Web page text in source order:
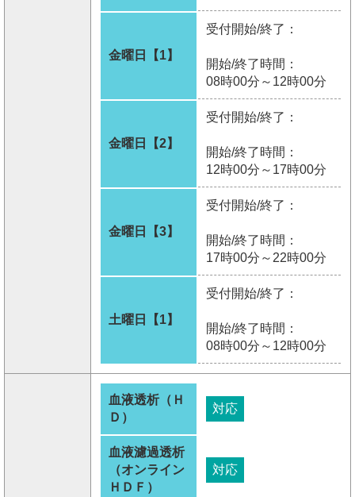
金曜日【1】
受付開始/終了：
開始/終了時間：
08時00分～12時00分
金曜日【2】
受付開始/終了：
開始/終了時間：
12時00分～17時00分
金曜日【3】
受付開始/終了：
開始/終了時間：
17時00分～22時00分
土曜日【1】
受付開始/終了：
開始/終了時間：
08時00分～12時00分
血液透析（Ｈ
Ｄ）
対応
血液濾過透析
（オンライン
ＨＤＦ）
対応